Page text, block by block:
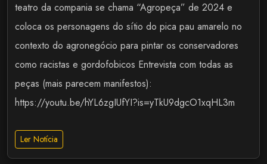
teatro da compania se chama “Agropeça” de 2024 e
coloca os personagens do sítio do pica pau amarelo no
contexto do agronegócio para pintar os conservadores
como racistas e gordofobicos Entrevista com todas as
peças (mais parecem manifestos):
https://youtu.be/hYL6zgIUfYI?is=yTkU9dgcO1xqHL3m
Ler Notícia